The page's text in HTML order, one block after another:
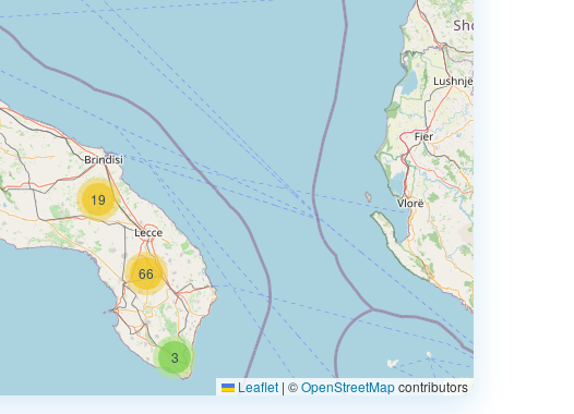
3
66
19
Leaflet | ©OpenStreetMapcontributors